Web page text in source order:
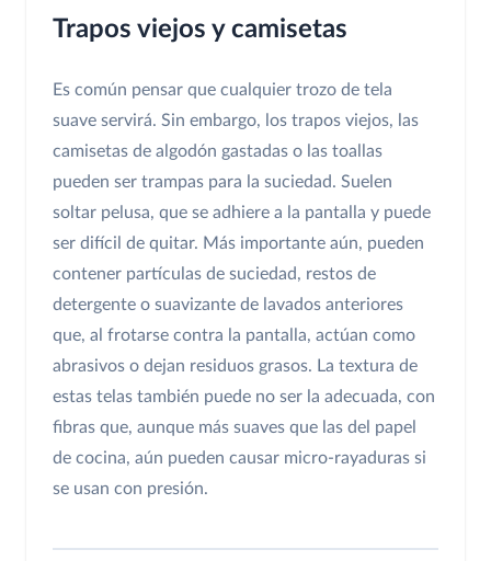
Trapos viejos y camisetas
Es común pensar que cualquier trozo de tela
suave servirá. Sin embargo, los trapos viejos, las
camisetas de algodón gastadas o las toallas
pueden ser trampas para la suciedad. Suelen
soltar pelusa, que se adhiere a la pantalla y puede
ser difícil de quitar. Más importante aún, pueden
contener partículas de suciedad, restos de
detergente o suavizante de lavados anteriores
que, al frotarse contra la pantalla, actúan como
abrasivos o dejan residuos grasos. La textura de
estas telas también puede no ser la adecuada, con
fibras que, aunque más suaves que las del papel
de cocina, aún pueden causar micro-rayaduras si
se usan con presión.